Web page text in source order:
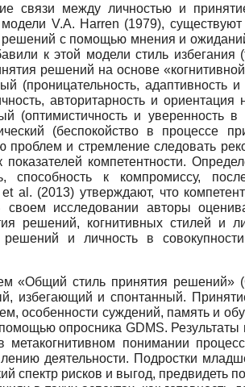
связи между личностью и
V.A. Harren (1979),
с помощью мнения и
к этой модели стиль избегания
решений на основе
адаптивность и
авторитарность и
(оптимистичность и уверенность
(беспокойство в процессе
и стремление следовать
компетентности.
к компромиссу,
al. (2013) утверждают, что
исследовании авторы
решений, когнитивных стилей и
и личность в
«Общий стиль принятия решений»
избегающий и спонтанный.
особенности суждений, память и
опросника GDMS.
метакогнитивном понимании
деятельности. Подростки
рисков и выгод, предвидеть